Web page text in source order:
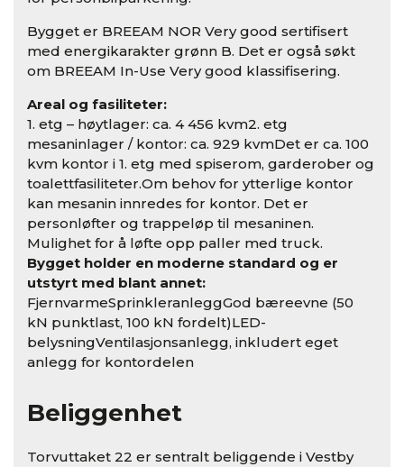
Bygget er BREEAM NOR Very good sertifisert
med energikarakter grønn B. Det er også søkt
om BREEAM In-Use Very good klassifisering.
Areal og fasiliteter:
1. etg – høytlager: ca. 4 456 kvm2. etg
mesaninlager / kontor: ca. 929 kvmDet er ca. 100
kvm kontor i 1. etg med spiserom, garderober og
toalettfasiliteter.Om behov for ytterlige kontor
kan mesanin innredes for kontor. Det er
personløfter og trappeløp til mesaninen.
Mulighet for å løfte opp paller med truck.
Bygget holder en moderne standard og er
utstyrt med blant annet:
FjernvarmeSprinkleranleggGod bæreevne (50
kN punktlast, 100 kN fordelt)LED-
belysningVentilasjonsanlegg, inkludert eget
anlegg for kontordelen
Beliggenhet
Torvuttaket 22 er sentralt beliggende i Vestby